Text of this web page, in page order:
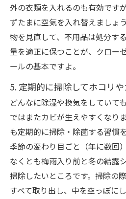
外の衣類を入れるのも有効です
ずたまに空気を入れ替えましょ
物を見直して、不用品は処分す
量を適正に保つことが、クロー
ールの基本ですよ。
5. 定期的に掃除してホコリ
どんなに除湿や換気をしていて
ではまたカビが生えやすくなり
も定期的に掃除・除菌する習慣
季節の変わり目ごと（年に数回
なくとも梅雨入り前と冬の結露
掃除したいところです。掃除の
すべて取り出し、中を空っぽに